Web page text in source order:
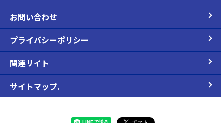
お問い合わせ
プライバシーポリシー
関連サイト
サイトマップ.